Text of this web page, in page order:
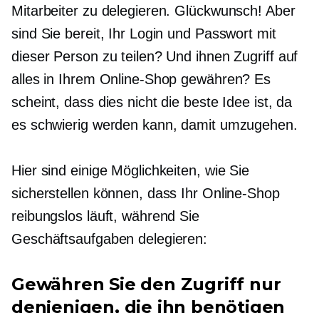
Mitarbeiter zu delegieren. Glückwunsch! Aber
sind Sie bereit, Ihr Login und Passwort mit
dieser Person zu teilen? Und ihnen Zugriff auf
alles in Ihrem Online-Shop gewähren? Es
scheint, dass dies nicht die beste Idee ist, da
es schwierig werden kann, damit umzugehen.
Hier sind einige Möglichkeiten, wie Sie
sicherstellen können, dass Ihr Online-Shop
reibungslos läuft, während Sie
Geschäftsaufgaben delegieren:
Gewähren Sie den Zugriff nur
denjenigen, die ihn benötigen